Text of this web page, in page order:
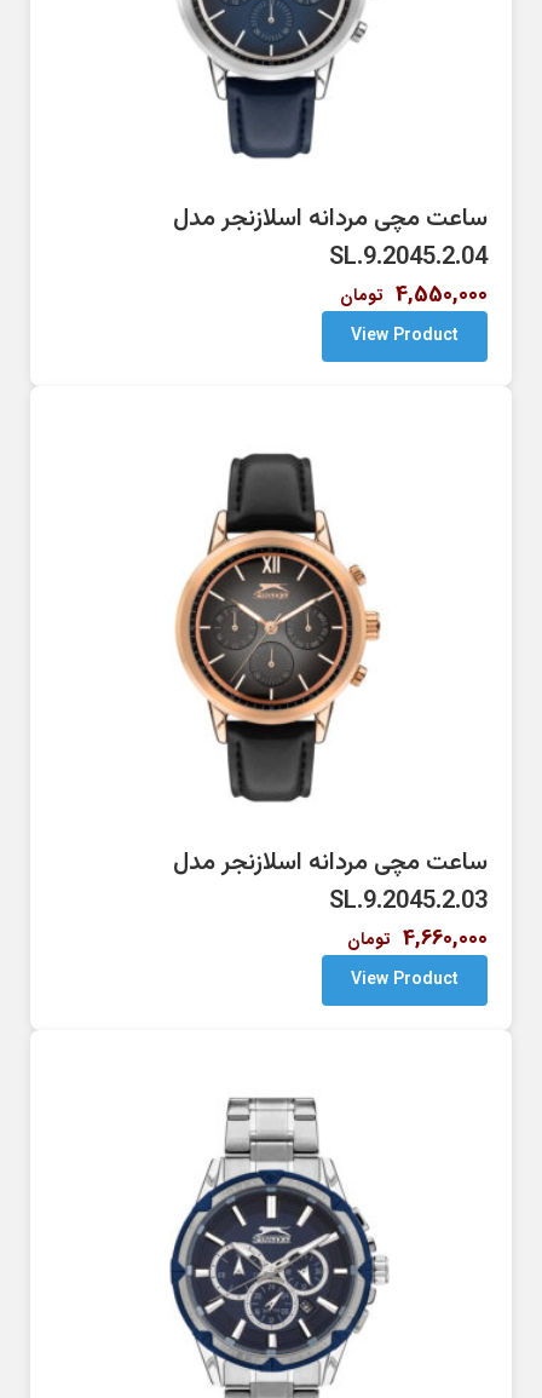
ساعت مچی مردانه اسلازنجر مدل
SL.9.2045.2.04
4,550,000 تومان
View Product
ساعت مچی مردانه اسلازنجر مدل
SL.9.2045.2.03
4,660,000 تومان
View Product